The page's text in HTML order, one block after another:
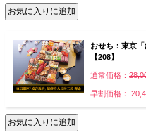
おせち：東京
【208】
通常価格：
早割価格：